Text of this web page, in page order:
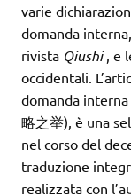
varie
domanda
rivista Qiushi, e
occidentali.
domanda
略之举), è una
nel corso del
traduzione
realizzata con